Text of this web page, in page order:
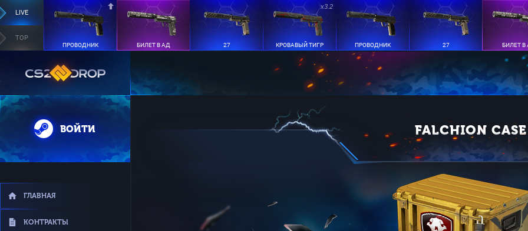
LIVE
TOP
ПРОВОДНИК БИЛЕТ В АД 27
x3.2
КРОВАВЫЙ ТИГР ПРОВОДНИК 27 БИЛЕТ В
ВОЙТИ
ГЛАВНАЯ
КОНТРАКТЫ
FALCHION CASE